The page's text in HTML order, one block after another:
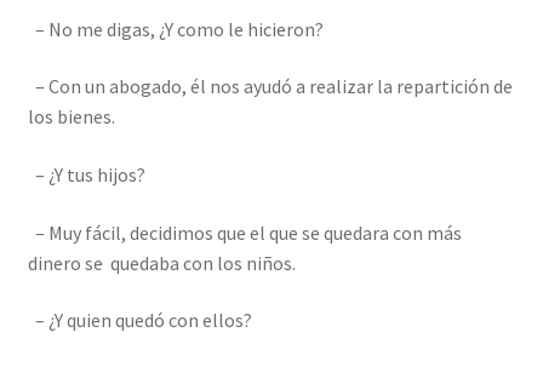
– No me digas, ¿Y como le hicieron?
– Con un abogado, él nos ayudó a realizar la repartición de
los bienes.
– ¿Y tus hijos?
– Muy fácil, decidimos que el que se quedara con más
dinero se quedaba con los niños.
– ¿Y quien quedó con ellos?